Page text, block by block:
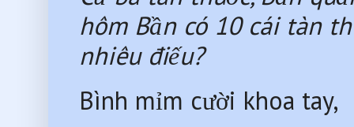
hôm Bần có 10 cái tàn
nhiêu điếu?
Bình mỉm cười khoa tay,